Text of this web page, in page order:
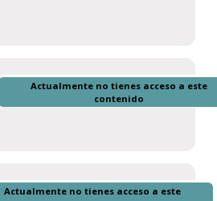
Actualmente no tienes acceso a este
contenido
Actualmente no tienes acceso a este